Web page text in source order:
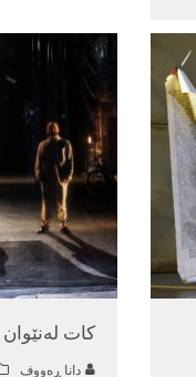
کات لەنێوان
دانا ڕه‌ووف